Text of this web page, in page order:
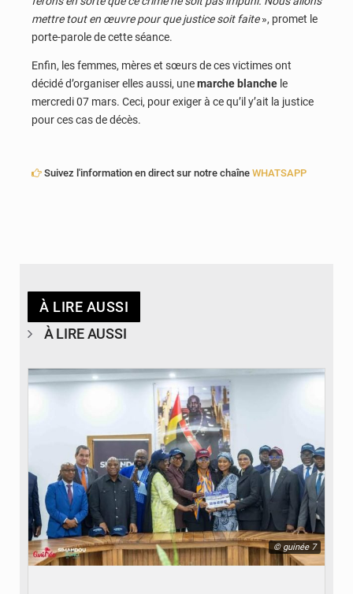
mettre tout en œuvre pour que justice soit faite», promet le
porte-parole de cette séance.
Enfin, les femmes, mères et sœurs de ces victimes ont
décidé d’organiser elles aussi, unemarche blanche le
mercredi 07 mars. Ceci, pour exiger à ce qu’il y’ait la justice
pour ces cas de décès.
Suivez l'information en direct sur notre chaîne WHATSAPP
À LIRE AUSSI
À LIRE AUSSI
© guinée 7